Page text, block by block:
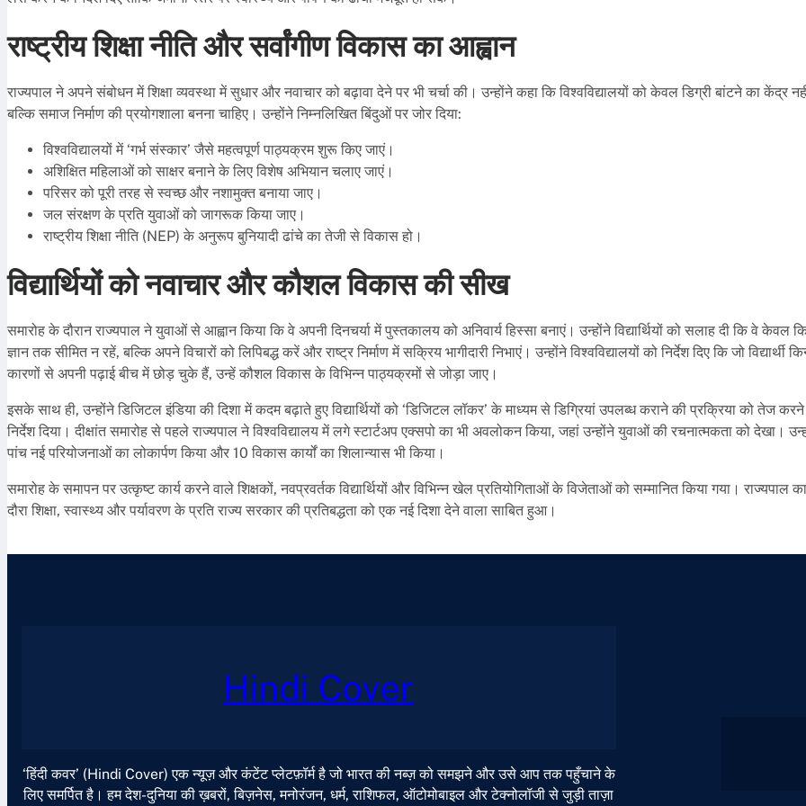
राष्ट्रीय शिक्षा नीति और सर्वांगीण विकास का आह्वान
राज्यपाल ने अपने संबोधन में शिक्षा व्यवस्था में सुधार और नवाचार को बढ़ावा देने पर भी चर्चा की। उन्होंने कहा कि विश्वविद्यालयों को केवल डिग्री बांटने का केंद्र
बल्कि समाज निर्माण की प्रयोगशाला बनना चाहिए। उन्होंने निम्नलिखित बिंदुओं पर जोर दिया:
विश्वविद्यालयों में ‘गर्भ संस्कार’ जैसे महत्वपूर्ण पाठ्यक्रम शुरू किए जाएं।
अशिक्षित महिलाओं को साक्षर बनाने के लिए विशेष अभियान चलाए जाएं।
परिसर को पूरी तरह से स्वच्छ और नशामुक्त बनाया जाए।
जल संरक्षण के प्रति युवाओं को जागरूक किया जाए।
राष्ट्रीय शिक्षा नीति (NEP) के अनुरूप बुनियादी ढांचे का तेजी से विकास हो।
विद्यार्थियों को नवाचार और कौशल विकास की सीख
समारोह के दौरान राज्यपाल ने युवाओं से आह्वान किया कि वे अपनी दिनचर्या में पुस्तकालय को अनिवार्य हिस्सा बनाएं। उन्होंने विद्यार्थियों को सलाह दी कि वे केवल
ज्ञान तक सीमित न रहें, बल्कि अपने विचारों को लिपिबद्ध करें और राष्ट्र निर्माण में सक्रिय भागीदारी निभाएं। उन्होंने विश्वविद्यालयों को निर्देश दिए कि जो विद्यार्थी
कारणों से अपनी पढ़ाई बीच में छोड़ चुके हैं, उन्हें कौशल विकास के विभिन्न पाठ्यक्रमों से जोड़ा जाए।
इसके साथ ही, उन्होंने डिजिटल इंडिया की दिशा में कदम बढ़ाते हुए विद्यार्थियों को ‘डिजिटल लॉकर’ के माध्यम से डिग्रियां उपलब्ध कराने की प्रक्रिया को तेज
निर्देश दिया। दीक्षांत समारोह से पहले राज्यपाल ने विश्वविद्यालय में लगे स्टार्टअप एक्सपो का भी अवलोकन किया, जहां उन्होंने युवाओं की रचनात्मकता को देखा।
पांच नई परियोजनाओं का लोकार्पण किया और 10 विकास कार्यों का शिलान्यास भी किया।
समारोह के समापन पर उत्कृष्ट कार्य करने वाले शिक्षकों, नवप्रवर्तक विद्यार्थियों और विभिन्न खेल प्रतियोगिताओं के विजेताओं को सम्मानित किया गया। राज्यपाल
दौरा शिक्षा, स्वास्थ्य और पर्यावरण के प्रति राज्य सरकार की प्रतिबद्धता को एक नई दिशा देने वाला साबित हुआ।
Hindi Cover
‘हिंदी कवर’ (Hindi Cover) एक न्यूज़ और कंटेंट प्लेटफ़ॉर्म है जो भारत की नब्ज़ को समझने और उसे आप तक पहुँचाने के
लिए समर्पित है। हम देश-दुनिया की ख़बरों, बिज़नेस, मनोरंजन, धर्म, राशिफल, ऑटोमोबाइल और टेक्नोलॉजी से जुड़ी ताज़ा